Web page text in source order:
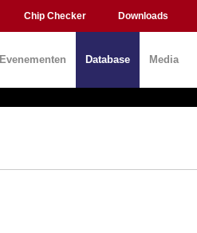
Chip Checker Downloads
Evenementen Database Media